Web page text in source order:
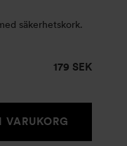
säkerhetskork.
179 SEK